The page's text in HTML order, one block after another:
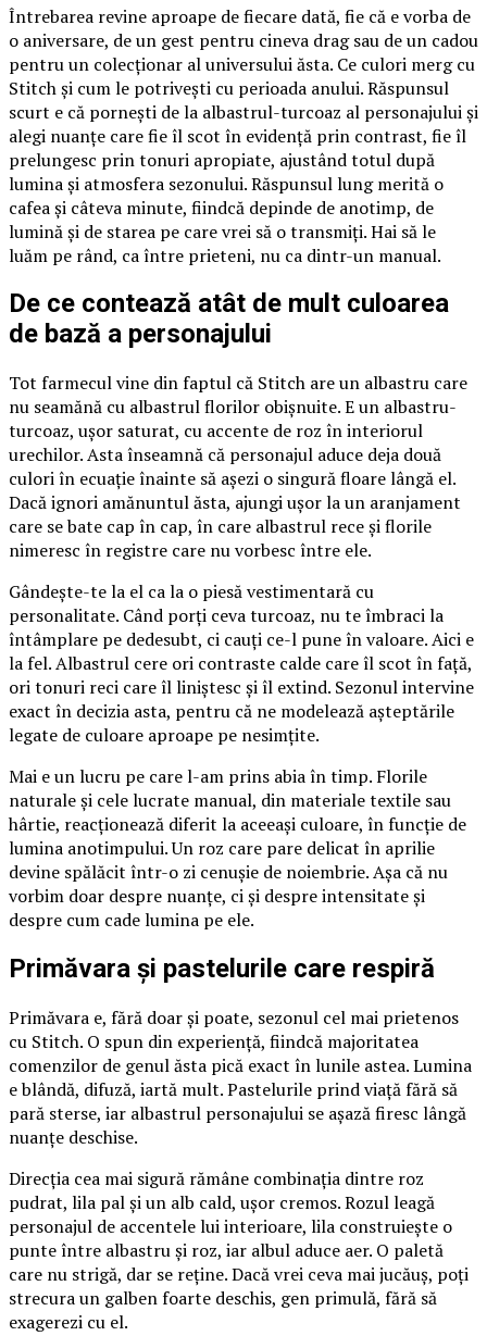
Întrebarea revine aproape de fiecare dată, fie că e vorba de
o aniversare, de un gest pentru cineva drag sau de un cadou
pentru un colecționar al universului ăsta. Ce culori merg cu
Stitch și cum le potrivești cu perioada anului. Răspunsul
scurt e că pornești de la albastrul-turcoaz al personajului și
alegi nuanțe care fie îl scot în evidență prin contrast, fie îl
prelungesc prin tonuri apropiate, ajustând totul după
lumina și atmosfera sezonului. Răspunsul lung merită o
cafea și câteva minute, fiindcă depinde de anotimp, de
lumină și de starea pe care vrei să o transmiți. Hai să le
luăm pe rând, ca între prieteni, nu ca dintr-un manual.
De ce contează atât de mult culoarea
de bază a personajului
Tot farmecul vine din faptul că Stitch are un albastru care
nu seamănă cu albastrul florilor obișnuite. E un albastru-
turcoaz, ușor saturat, cu accente de roz în interiorul
urechilor. Asta înseamnă că personajul aduce deja două
culori în ecuație înainte să așezi o singură floare lângă el.
Dacă ignori amănuntul ăsta, ajungi ușor la un aranjament
care se bate cap în cap, în care albastrul rece și florile
nimeresc în registre care nu vorbesc între ele.
Gândește-te la el ca la o piesă vestimentară cu
personalitate. Când porți ceva turcoaz, nu te îmbraci la
întâmplare pe dedesubt, ci cauți ce-l pune în valoare. Aici e
la fel. Albastrul cere ori contraste calde care îl scot în față,
ori tonuri reci care îl liniștesc și îl extind. Sezonul intervine
exact în decizia asta, pentru că ne modelează așteptările
legate de culoare aproape pe nesimțite.
Mai e un lucru pe care l-am prins abia în timp. Florile
naturale și cele lucrate manual, din materiale textile sau
hârtie, reacționează diferit la aceeași culoare, în funcție de
lumina anotimpului. Un roz care pare delicat în aprilie
devine spălăcit într-o zi cenușie de noiembrie. Așa că nu
vorbim doar despre nuanțe, ci și despre intensitate și
despre cum cade lumina pe ele.
Primăvara și pastelurile care respiră
Primăvara e, fără doar și poate, sezonul cel mai prietenos
cu Stitch. O spun din experiență, fiindcă majoritatea
comenzilor de genul ăsta pică exact în lunile astea. Lumina
e blândă, difuză, iartă mult. Pastelurile prind viață fără să
pară sterse, iar albastrul personajului se așază firesc lângă
nuanțe deschise.
Direcția cea mai sigură rămâne combinația dintre roz
pudrat, lila pal și un alb cald, ușor cremos. Rozul leagă
personajul de accentele lui interioare, lila construiește o
punte între albastru și roz, iar albul aduce aer. O paletă
care nu strigă, dar se reține. Dacă vrei ceva mai jucăuș, poți
strecura un galben foarte deschis, gen primulă, fără să
exagerezi cu el.